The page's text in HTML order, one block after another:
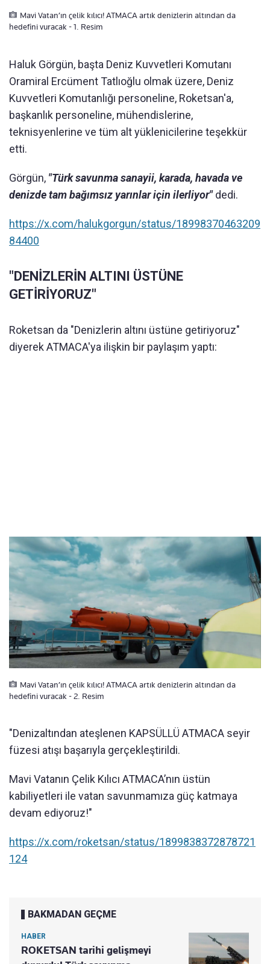
Mavi Vatan’ın çelik kılıcı! ATMACA artık denizlerin altından da
hedefini vuracak - 1. Resim
Haluk Görgün, başta Deniz Kuvvetleri Komutanı
Oramiral Ercüment Tatlıoğlu olmak üzere, Deniz
Kuvvetleri Komutanlığı personeline, Roketsan'a,
başkanlık personeline, mühendislerine,
teknisyenlerine ve tüm alt yüklenicilerine teşekkür
etti.
Görgün, "Türk savunma sanayii, karada, havada ve
denizde tam bağımsız yarınlar için ilerliyor"dedi.
https://x.com/halukgorgun/status/18998370463209
84400
"DENİZLERİN ALTINI ÜSTÜNE
GETİRİYORUZ"
Roketsan da "Denizlerin altını üstüne getiriyoruz"
diyerek ATMACA'ya ilişkin bir paylaşım yaptı:
Mavi Vatan’ın çelik kılıcı! ATMACA artık denizlerin altından da
hedefini vuracak - 2. Resim
"Denizaltından ateşlenen KAPSÜLLÜ ATMACA seyir
füzesi atışı başarıyla gerçekleştirildi.
Mavi Vatanın Çelik Kılıcı ATMACA’nın üstün
kabiliyetleri ile vatan savunmamıza güç katmaya
devam ediyoruz!"
https://x.com/roketsan/status/1899838372878721
124
BAKMADAN GEÇME
HABER
ROKETSAN tarihi gelişmeyi